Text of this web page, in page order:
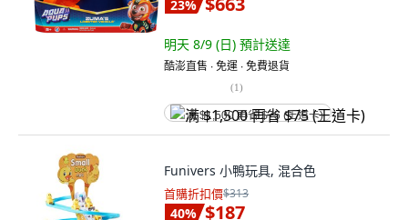
23%
明天 8/9 (日) 預計送達
酷澎直售 ∙ 免運 ∙ 免費退貨
(1)
满 $1,500 再省 $75 (王道卡)
Funivers 小鴨玩具, 混合色
首購折扣價$313
40% $187